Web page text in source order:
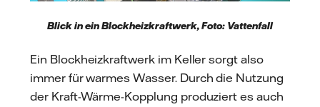
Blick in ein Blockheizkraftwerk, Foto: Vattenfall
Ein Blockheizkraftwerk im Keller sorgt also
immer für warmes Wasser. Durch die Nutzung
der Kraft-Wärme-Kopplung produziert es auch